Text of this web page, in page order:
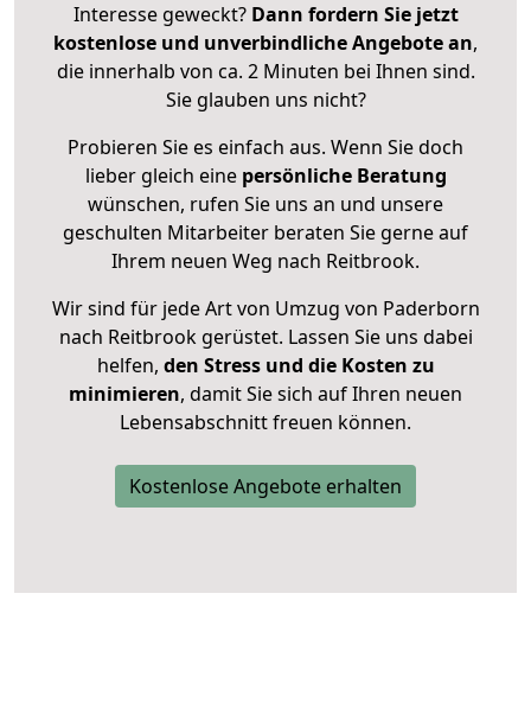
Interesse geweckt? Dann fordern Sie jetzt
kostenlose und unverbindliche Angebote an,
die innerhalb von ca. 2 Minuten bei Ihnen sind.
Sie glauben uns nicht?
Probieren Sie es einfach aus. Wenn Sie doch
lieber gleich eine persönliche Beratung
wünschen, rufen Sie uns an und unsere
geschulten Mitarbeiter beraten Sie gerne auf
Ihrem neuen Weg nach Reitbrook.
Wir sind für jede Art von Umzug von Paderborn
nach Reitbrook gerüstet. Lassen Sie uns dabei
helfen, den Stress und die Kosten zu
minimieren, damit Sie sich auf Ihren neuen
Lebensabschnitt freuen können.
Kostenlose Angebote erhalten